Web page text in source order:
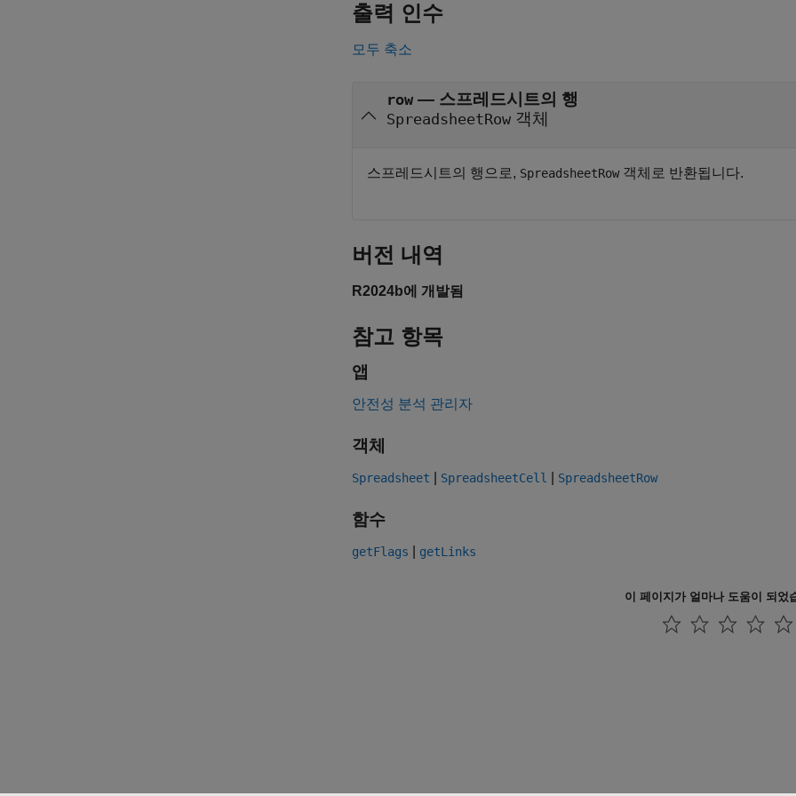
출력 인수
모두 축소
row — 스프레드시트의 행
SpreadsheetRow 객체
스프레드시트의 행으로, SpreadsheetRow객체로 반환됩니다.
버전 내역
R2024b에 개발됨
참고 항목
앱
안전성 분석 관리자
객체
Spreadsheet SpreadsheetCell SpreadsheetRow
함수
getFlags getLinks
이 페이지가 얼마나 도움이 되었